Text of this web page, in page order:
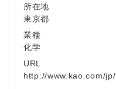
所在地
東京都
業種
化学
URL
http://www.kao.com/jp/